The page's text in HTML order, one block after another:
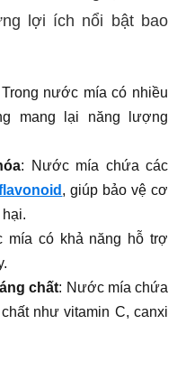
lợi ích nổi bật bao
nước mía có nhiều
mang lại năng lượng
: Nước mía chứa các
, giúp bảo vệ cơ
mía có khả năng hỗ trợ
chất: Nước mía chứa
như vitamin C, canxi